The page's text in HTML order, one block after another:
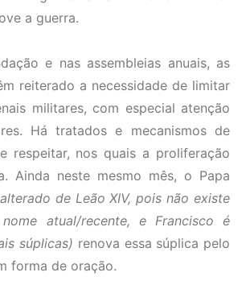
a guerra.
e nas assembleias anuais, as
reiterado a necessidade de limitar
militares, com especial atenção
Há tratados e mecanismos de
respeitar, nos quais a proliferação
Ainda neste mesmo mês, o Papa
de Leão XIV, pois não existe
atual/recente, e Francisco é
súplicas) renova essa súplica pelo
forma de oração.